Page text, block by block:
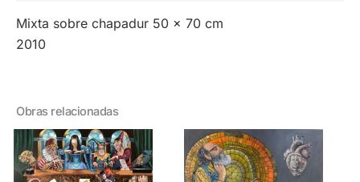
Mixta sobre chapadur 50 x 70 cm
2010
Obras relacionadas